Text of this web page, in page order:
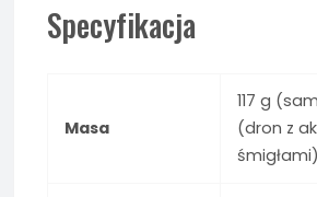
Specyfikacja
Masa
117 g
(dron z
śmigłami)